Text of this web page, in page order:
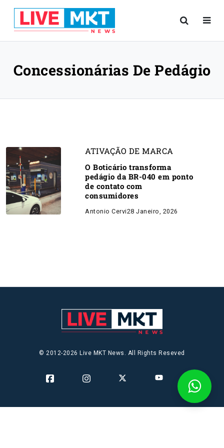
Concessionárias De Pedágio
ATIVAÇÃO DE MARCA
O Boticário transforma
pedágio da BR-040 em ponto
de contato com
consumidores
Antonio Cervi28 Janeiro, 2026
© 2012-2026 Live MKT News. All Rights Reseved